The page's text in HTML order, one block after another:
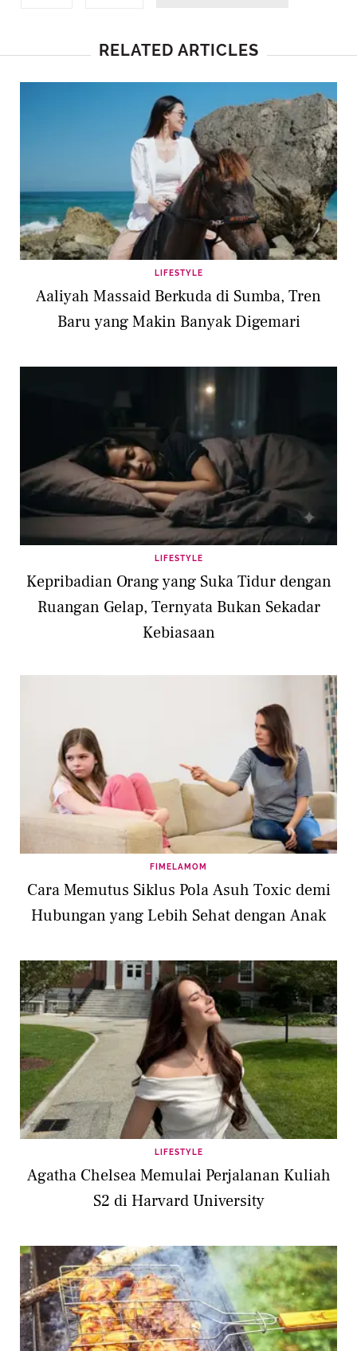
RELATED ARTICLES
LIFESTYLE
Aaliyah Massaid Berkuda di Sumba, Tren
Baru yang Makin Banyak Digemari
LIFESTYLE
Kepribadian Orang yang Suka Tidur dengan
Ruangan Gelap, Ternyata Bukan Sekadar
Kebiasaan
FIMELAMOM
Cara Memutus Siklus Pola Asuh Toxic demi
Hubungan yang Lebih Sehat dengan Anak
LIFESTYLE
Agatha Chelsea Memulai Perjalanan Kuliah
S2 di Harvard University